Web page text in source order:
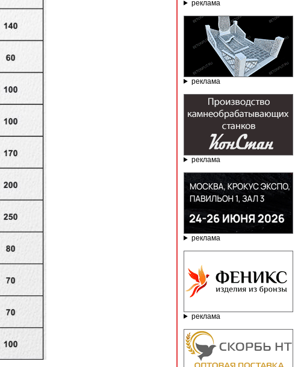
реклама
реклама
реклама
реклама
реклама